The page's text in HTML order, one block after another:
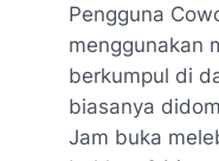
Pengguna
menggunakan
berkumpul di
biasanya
Jam buka